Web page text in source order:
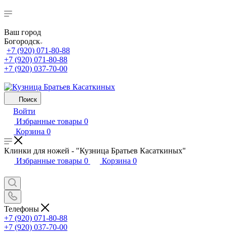
Ваш город
Богородск
+7 (920) 071-80-88
+7 (920) 071-80-88
+7 (920) 037-70-00
Поиск
Войти
Избранные товары 0
Корзина 0
Клинки для ножей - "Кузница Братьев Касаткиных"
Избранные товары 0 Корзина 0
Телефоны
+7 (920) 071-80-88
+7 (920) 037-70-00